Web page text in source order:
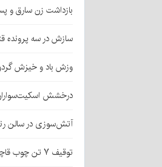
بازداشت زن سارق و پسر ۱۲ ساله‌اش در
سازش در سه پرونده
وزش باد و خیزش
درخشش
آتش‌سوزی در سالن
توقیف ۷ تن چوب قاچاق تاغ در رفسنجان